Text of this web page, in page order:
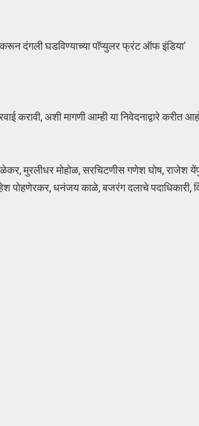
दंगली घडविण्याच्या पॉप्युलर फ्रंट ऑफ इंडिया’
करावी, अशी मागणी आम्ही या निवेदनाद्वारे करीत
मुरलीधर मोहोळ, सरचिटणीस गणेश घोष, राजेश
पोहणेरकर, धनंजय काळे, बजरंग दलाचे पदाधिकारी,